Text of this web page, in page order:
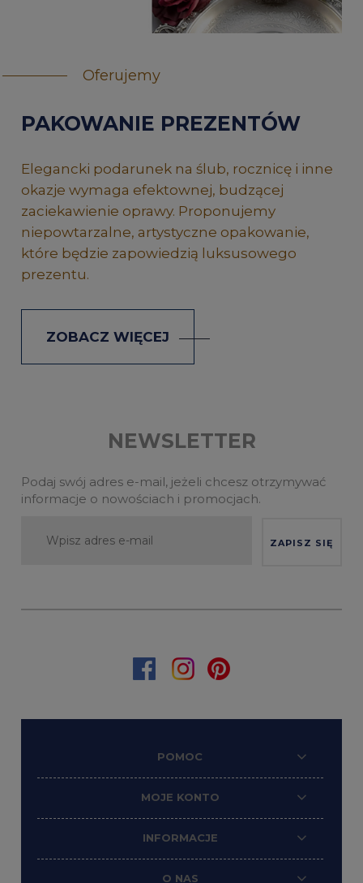
Oferujemy
PAKOWANIE PREZENTÓW
Elegancki podarunek na ślub, rocznicę i inne
okazje wymaga efektownej, budzącej
zaciekawienie oprawy. Proponujemy
niepowtarzalne, artystyczne opakowanie,
które będzie zapowiedzią luksusowego
prezentu.
ZOBACZ WIĘCEJ
NEWSLETTER
Podaj swój adres e-mail, jeżeli chcesz otrzymywać
informacje o nowościach i promocjach.
ZAPISZ SIĘ
POMOC
MOJE KONTO
INFORMACJE
O NAS